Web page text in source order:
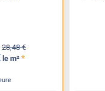
28,48 €
le m² *